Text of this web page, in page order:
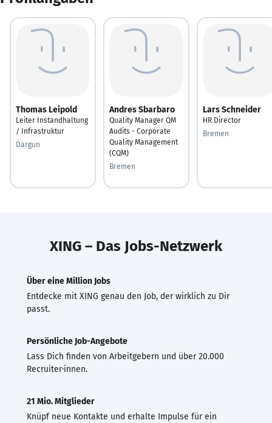
Thomas Leipold
Leiter Instandhaltung
/ Infrastruktur
Dargun
Andres Sbarbaro
Quality Manager QM
Audits - Corporate
Quality Management
(CQM)
Bremen
Lars Schneider
HR Director
Bremen
XING – Das Jobs-Netzwerk
Über eine Million Jobs
Entdecke mit XING genau den Job, der wirklich zu Dir
passt.
Persönliche Job-Angebote
Lass Dich finden von Arbeitgebern und über 20.000
Recruiter·innen.
21 Mio. Mitglieder
Knüpf neue Kontakte und erhalte Impulse für ein